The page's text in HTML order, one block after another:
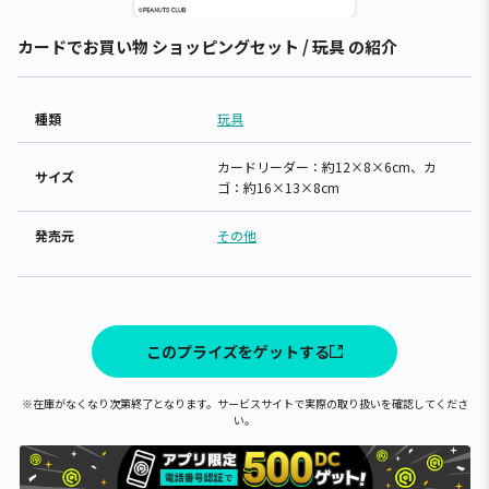
カードでお買い物 ショッピングセット / 玩具 の紹介
種類 玩具
サイズ
カードリーダー：約12×8×6cm、カ
ゴ：約16×13×8cm
発売元 その他
このプライズをゲットする
※在庫がなくなり次第終了となります。サービスサイトで実際の取り扱いを確認してくださ
い。